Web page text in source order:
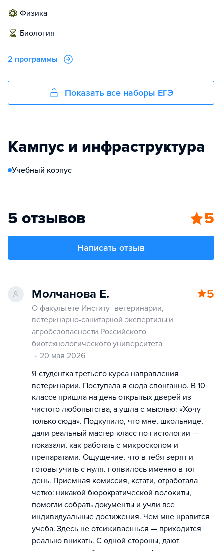
физика
биология
2 программы
Показать все наборы ЕГЭ
Кампус и инфраструктура
Учебный корпус
5 отзывов 5
Написать отзыв
Молчанова Е. 5
О факультете Институт ветеринарии,
ветеринарно-санитарной экспертизы и
агробезопасности Российского
биотехнологического университета
20 мая 2026
Я студентка третьего курса направления
ветеринарии. Поступала я сюда спонтанно. В 10
классе пришла на день открытых дверей из
чистого любопытства, а ушла с мыслью: «Хочу
только сюда». Подкупило, что мне, школьнице,
дали реальный мастер-класс по гистологии —
показали, как работать с микроскопом и
препаратами. Ощущение, что в тебя верят и
готовы учить с нуля, появилось именно в тот
день. Приемная комиссия, кстати, отработала
четко: никакой бюрократической волокиты,
помогли собрать документы и учли все
индивидуальные достижения. Чем мне нравится
учеба. Здесь не отсиживаешься — приходится
реально вникать. С одной стороны, дают